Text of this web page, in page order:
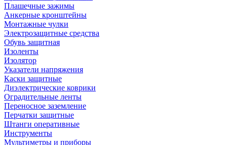
Плашечные зажимы
Анкерные кронштейны
Монтажные чулки
Электрозащитные средства
Обувь защитная
Изоленты
Изолятор
Указатели напряжения
Каски защитные
Диэлектрические коврики
Оградительные ленты
Переносное заземление
Перчатки защитные
Штанги оперативные
Инструменты
Мультиметры и приборы